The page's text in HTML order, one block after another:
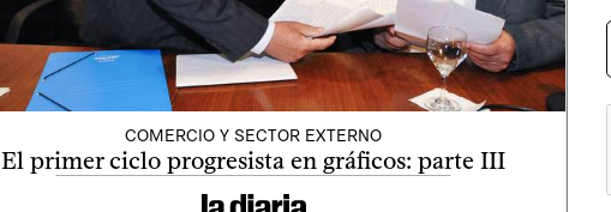
COMERCIO Y SECTOR EXTERNO
El primer ciclo progresista en gráficos: parte III